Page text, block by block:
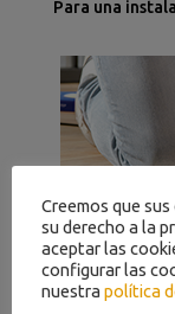
Para una
Creemos que
su derecho a la
aceptar las
configurar las
nuestra política